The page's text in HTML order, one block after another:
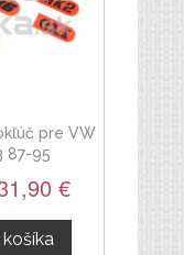
pre VW
87-95
€